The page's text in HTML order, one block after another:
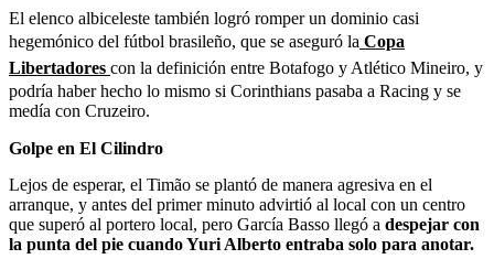
El elenco albiceleste también logró romper un dominio casi
hegemónico del fútbol brasileño, que se aseguró la Copa
Libertadores con la definición entre Botafogo y Atlético Mineiro, y
podría haber hecho lo mismo si Corinthians pasaba a Racing y se
medía con Cruzeiro.
Golpe en El Cilindro
Lejos de esperar, el Timão se plantó de manera agresiva en el
arranque, y antes del primer minuto advirtió al local con un centro
que superó al portero local, pero García Basso llegó a despejar con
la punta del pie cuando Yuri Alberto entraba solo para anotar.